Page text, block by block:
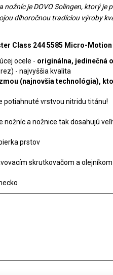
nožníc je DOVO Solingen, ktorý
dlhoročnou tradíciou výroby
Class 244 5585 Micro-Motion
ocele - originálna, jedinečná
- najvyššia kvalita
(najnovšia technológia),
potiahnuté vrstvou nitridu titánu!
nožníc a nožnice tak dosahujú
prstov
skrutkovačom a